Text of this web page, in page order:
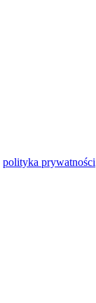
polityka prywatności